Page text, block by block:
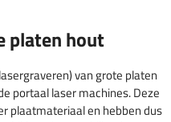
platen hout
van grote platen
portaal laser machines. Deze
plaatmateriaal en hebben dus